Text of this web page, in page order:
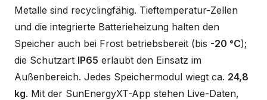
Metalle sind recyclingfähig. Tieftemperatur-Zellen
und die integrierte Batterieheizung halten den
Speicher auch bei Frost betriebsbereit (bis -20 °C);
die Schutzart IP65 erlaubt den Einsatz im
Außenbereich. Jedes Speichermodul wiegt ca. 24,8
kg. Mit der SunEnergyXT-App stehen Live-Daten,